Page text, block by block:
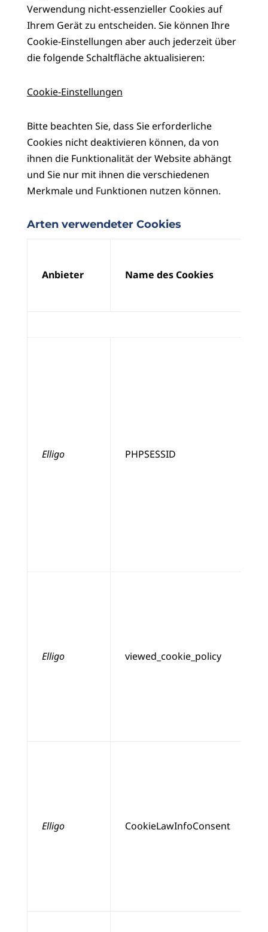
Verwendung nicht-essenzieller Cookies auf
Ihrem Gerät zu entscheiden. Sie können Ihre
Cookie-Einstellungen aber auch jederzeit über
die folgende Schaltfläche aktualisieren:
Cookie-Einstellungen
Bitte beachten Sie, dass Sie erforderliche
Cookies nicht deaktivieren können, da von
ihnen die Funktionalität der Website abhängt
und Sie nur mit ihnen die verschiedenen
Merkmale und Funktionen nutzen können.
Arten verwendeter Cookies
Anbieter Name des Cookies
Elligo PHPSESSID
Elligo viewed_cookie_policy
Elligo CookieLawInfoConsent